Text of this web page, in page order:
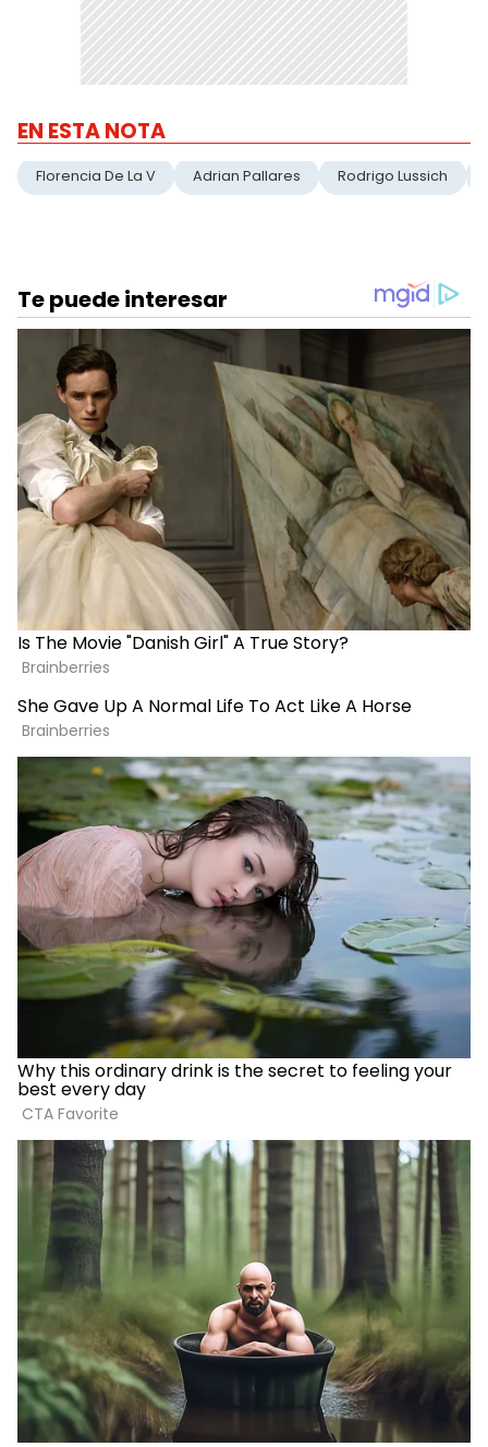
EN ESTA NOTA
Florencia De La V Adrian Pallares Rodrigo Lussich